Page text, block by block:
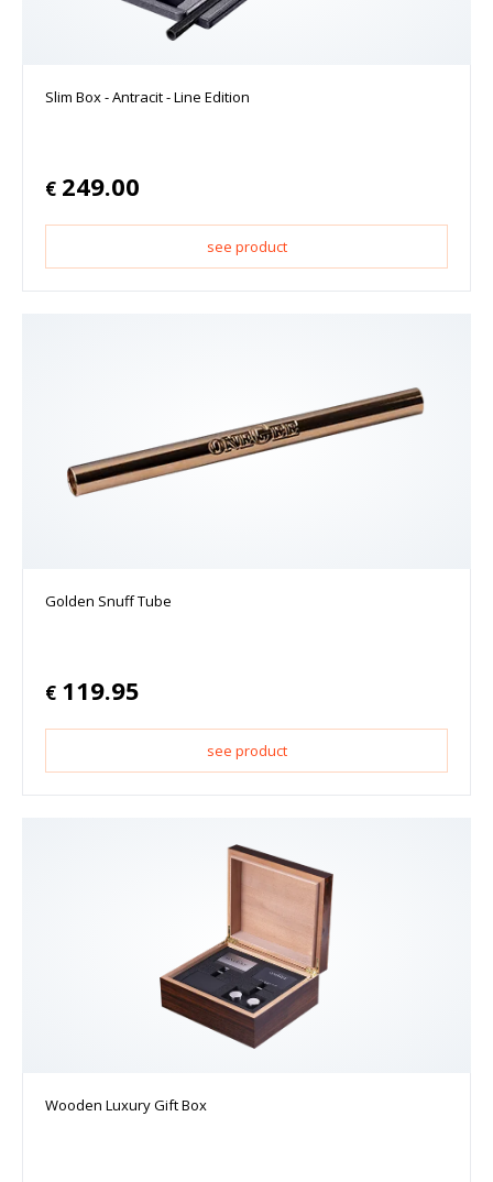
Slim Box - Antracit - Line Edition
€ 249.00
see product
Golden Snuff Tube
€ 119.95
see product
Wooden Luxury Gift Box